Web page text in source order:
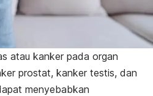
atau kanker pada organ
prostat, kanker testis, dan
menyebabkan